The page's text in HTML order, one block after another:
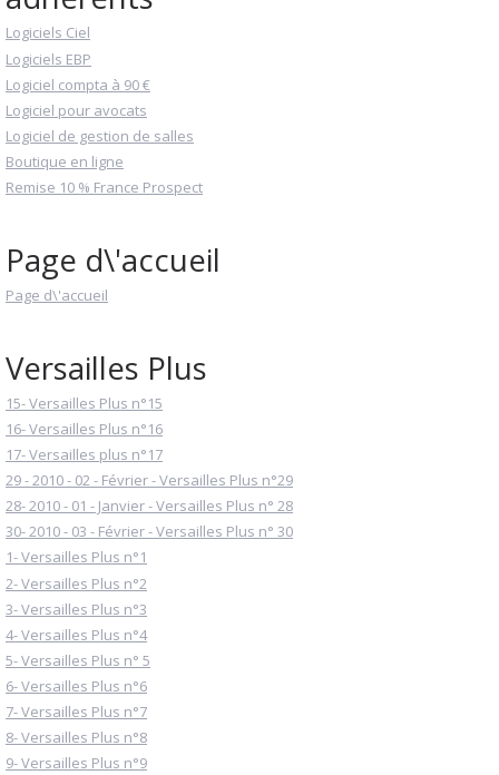
Logiciels Ciel
Logiciels EBP
Logiciel compta à 90 €
Logiciel pour avocats
Logiciel de gestion de salles
Boutique en ligne
Remise 10 % France Prospect
Page d\'accueil
Page d\'accueil
Versailles Plus
15- Versailles Plus n°15
16- Versailles Plus n°16
17- Versailles plus n°17
29 - 2010 - 02 - Février - Versailles Plus n°29
28- 2010 - 01 - Janvier - Versailles Plus n° 28
30- 2010 - 03 - Février - Versailles Plus n° 30
1- Versailles Plus n°1
2- Versailles Plus n°2
3- Versailles Plus n°3
4- Versailles Plus n°4
5- Versailles Plus n° 5
6- Versailles Plus n°6
7- Versailles Plus n°7
8- Versailles Plus n°8
9- Versailles Plus n°9